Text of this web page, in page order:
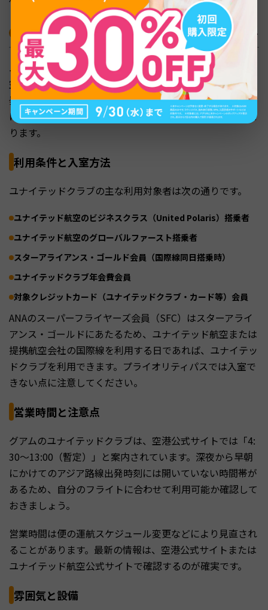
ユナイテッドクラブの料金・営業時間・利用条件
ユナイテッドクラブ（United Club）は、ユナイテッド航
空が運営する航空会社系ラウンジです。グアムからグアム
発の本土便やマイクロネシア線を利用する人向けの位置付
けで、サガンビスタラウンジとは利用条件がはっきり異な
ります。
利用条件と入室方法
ユナイテッドクラブの主な利用対象者は次の通りです。
ユナイテッド航空のビジネスクラス（United Polaris）搭乗者
ユナイテッド航空のグローバルファースト搭乗者
スターアライアンス・ゴールド会員（国際線同日搭乗時）
ユナイテッドクラブ年会費会員
対象クレジットカード（ユナイテッドクラブ・カード等）会員
ANAのスーパーフライヤーズ会員（SFC）はスターアライ
アンス・ゴールドにあたるため、ユナイテッド航空または
提携航空会社の国際線を利用する日であれば、ユナイテッ
ドクラブを利用できます。プライオリティパスでは入室で
きない点に注意してください。
営業時間と注意点
グアムのユナイテッドクラブは、空港公式サイトでは「4:
30〜13:00（暫定）」と案内されています。深夜から早朝
にかけてのアジア路線出発時刻には開いていない時間帯が
あるため、自分のフライトに合わせて利用可能か確認して
おきましょう。
営業時間は便の運航スケジュール変更などにより見直され
ることがあります。最新の情報は、空港公式サイトまたは
ユナイテッド航空公式サイトで確認するのが確実です。
雰囲気と設備